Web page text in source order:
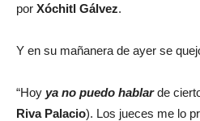
por Xóchitl Gálvez.
Y en su mañanera de ayer se
“Hoy ya no puedo hablarde
Riva Palacio). Los jueces me lo